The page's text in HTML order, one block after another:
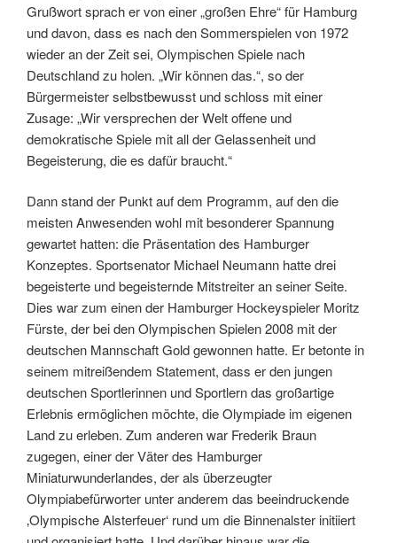
Grußwort sprach er von einer „großen Ehre“ für Hamburg
und davon, dass es nach den Sommerspielen von 1972
wieder an der Zeit sei, Olympischen Spiele nach
Deutschland zu holen. „Wir können das.“, so der
Bürgermeister selbstbewusst und schloss mit einer
Zusage: „Wir versprechen der Welt offene und
demokratische Spiele mit all der Gelassenheit und
Begeisterung, die es dafür braucht.“
Dann stand der Punkt auf dem Programm, auf den die
meisten Anwesenden wohl mit besonderer Spannung
gewartet hatten: die Präsentation des Hamburger
Konzeptes. Sportsenator Michael Neumann hatte drei
begeisterte und begeisternde Mitstreiter an seiner Seite.
Dies war zum einen der Hamburger Hockeyspieler Moritz
Fürste, der bei den Olympischen Spielen 2008 mit der
deutschen Mannschaft Gold gewonnen hatte. Er betonte in
seinem mitreißendem Statement, dass er den jungen
deutschen Sportlerinnen und Sportlern das großartige
Erlebnis ermöglichen möchte, die Olympiade im eigenen
Land zu erleben. Zum anderen war Frederik Braun
zugegen, einer der Väter des Hamburger
Miniaturwunderlandes, der als überzeugter
Olympiabefürworter unter anderem das beeindruckende
‚Olympische Alsterfeuer‘ rund um die Binnenalster initiiert